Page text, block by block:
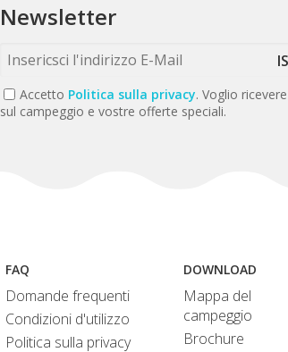
Newsletter
Accetto Politica sulla privacy. Voglio
sul campeggio e vostre offerte speciali.
FAQ
Domande frequenti
Condizioni d'utilizzo
Politica sulla privacy
DOWNLOAD
Mappa del
campeggio
Brochure